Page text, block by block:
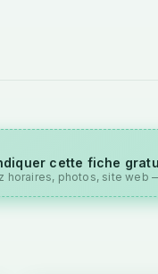
cette fiche
horaires, photos, site web